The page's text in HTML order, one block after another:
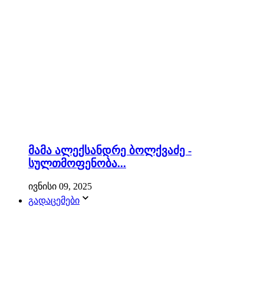
მამა ალექსანდრე ბოლქვაძე -
სულთმოფენობა...
ივნისი 09, 2025
გადაცემები